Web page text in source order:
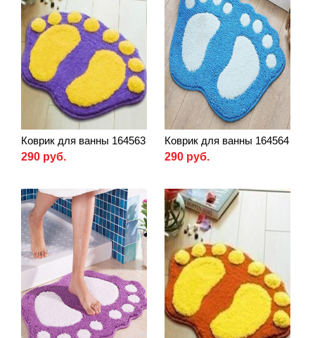
Коврик для ванны 164563
290 руб.
Коврик для ванны 164564
290 руб.